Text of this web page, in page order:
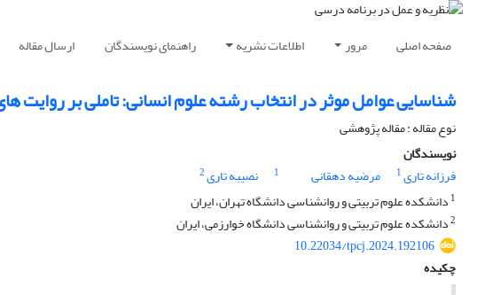
صفحه اصلی مرور اطلاعات نشریه راهنمای نویسندگان ارسال مقاله
شناسایی عوامل موثر در انتخاب رشته علوم انسانی: تاملی بر روایت
نوع مقاله : مقاله پژوهشی
نویسندگان
فرزانه تاری1 مرضیه دهقانی 1 نصیبه تاری2
1 دانشکده علوم تربیتی و روانشناسی دانشگاه تهران، ایران
2دانشکده علوم تربیتی و روانشناسی دانشگاه خوارزمی، ایران
10.22034/tpcj.2024.192106
چکیده